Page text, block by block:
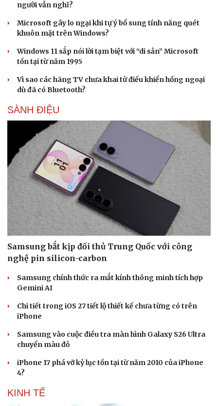
Sức khỏe
Dinh dưỡng - món ngon
Cây thuốc
Sản phụ khoa
Nhi khoa
Nam khoa
Làm đẹp - giảm cân
Phòng mạch online
Ăn sạch sống khỏe
Nhà đẹp
Tình yêu - Gia đình
người vẫn nghĩ?
Microsoft gây lo ngại khi tự ý bổ sung tính năng quét
khuôn mặt trên Windows?
Windows 11 sắp nói lời tạm biệt với “di sản” Microsoft
tồn tại từ năm 1995
Vì sao các hãng TV chưa khai tử điều khiển hồng ngoại
dù đã có Bluetooth?
SÀNH ĐIỆU
Samsung bắt kịp đối thủ Trung Quốc với công
nghệ pin silicon-carbon
Samsung chính thức ra mắt kính thông minh tích hợp
Gemini AI
Chi tiết trong iOS 27 tiết lộ thiết kế chưa từng có trên
iPhone
Samsung vào cuộc điều tra màn hình Galaxy S26 Ultra
chuyển màu đỏ
iPhone 17 phá vỡ kỷ lục tồn tại từ năm 2010 của iPhone
4?
KINH TẾ